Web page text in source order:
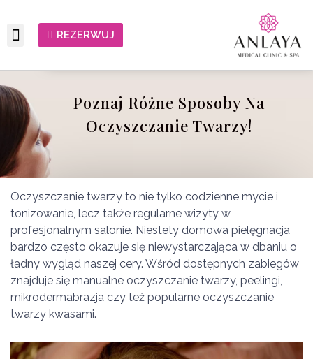
REZERWUJ
Poznaj Różne Sposoby Na
Oczyszczanie Twarzy!
Oczyszczanie twarzy to nie tylko codzienne mycie i
tonizowanie, lecz także regularne wizyty w
profesjonalnym salonie. Niestety domowa pielęgnacja
bardzo często okazuje się niewystarczająca w dbaniu o
ładny wygląd naszej cery. Wśród dostępnych zabiegów
znajduje się manualne oczyszczanie twarzy, peelingi,
mikrodermabrazja czy też popularne oczyszczanie
twarzy kwasami.